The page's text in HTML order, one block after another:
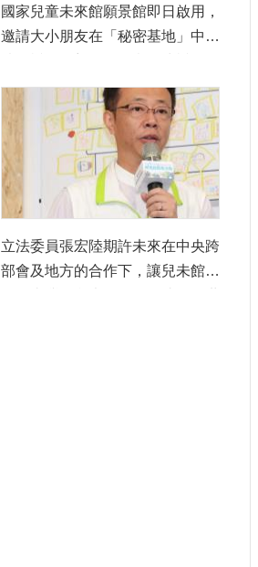
國家兒童未來館願景館即日啟用，
邀請大小朋友在「秘密基地」中盡
交朋友。
立法委員張宏陸期許未來在中央跨
部會及地方的合作下，讓兒未館不